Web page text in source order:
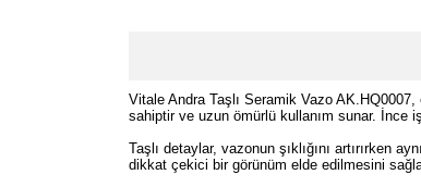
Vitale Andra Taşlı Seramik Vazo
sahiptir ve uzun ömürlü kullanım sunar. İnce
Taşlı detaylar, vazonun şıklığını artırırken
dikkat çekici bir görünüm elde edilmesini